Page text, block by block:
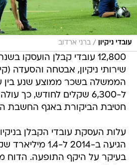
עובדי ניקיון / ברני ארדוב
שירותי ניקיון, אבטחה והסעדה
הממשלה בשכר ממוצע שנע בין
ל-6,300 שקלים לחודש,
חטיבת הביקורת באגף החשבת
עלות העסקת עובדי הקבלן
הגיעה ב-2014 ל-
בעיקר על היקף התופעה. הדוח